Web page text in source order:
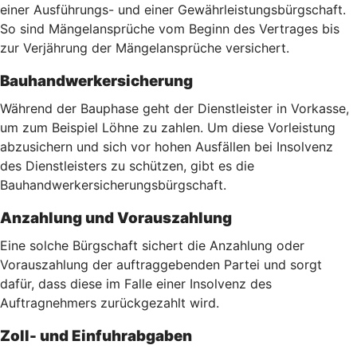
einer Ausführungs- und einer Gewährleistungsbürgschaft.
So sind Mängelansprüche vom Beginn des Vertrages bis
zur Verjährung der Mängelansprüche versichert.
Bauhandwerkersicherung
Während der Bauphase geht der Dienstleister in Vorkasse,
um zum Beispiel Löhne zu zahlen. Um diese Vorleistung
abzusichern und sich vor hohen Ausfällen bei Insolvenz
des Dienstleisters zu schützen, gibt es die
Bauhandwerkersicherungsbürgschaft.
Anzahlung und Vorauszahlung
Eine solche Bürgschaft sichert die Anzahlung oder
Vorauszahlung der auftraggebenden Partei und sorgt
dafür, dass diese im Falle einer Insolvenz des
Auftragnehmers zurückgezahlt wird.
Zoll- und Einfuhrabgaben